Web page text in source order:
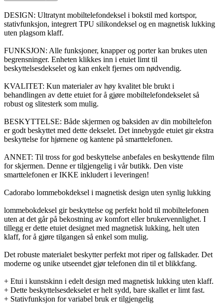
DESIGN: Ultratynt mobiltelefondeksel i bokstil med kortspor,
stativfunksjon, integrert TPU silikondeksel og en magnetisk lukking
uten plagsom klaff.
FUNKSJON: Alle funksjoner, knapper og porter kan brukes uten
begrensninger. Enheten klikkes inn i etuiet limt til
beskyttelsesdekselet og kan enkelt fjernes om nødvendig.
KVALITET: Kun materialer av høy kvalitet ble brukt i
behandlingen av dette etuiet for å gjøre mobiltelefondekselet så
robust og slitesterk som mulig.
BESKYTTELSE: Både skjermen og baksiden av din mobiltelefon
er godt beskyttet med dette dekselet. Det innebygde etuiet gir ekstra
beskyttelse for hjørnene og kantene på smarttelefonen.
ANNET: Til tross for god beskyttelse anbefales en beskyttende film
for skjermen. Denne er tilgjengelig i vår butikk. Den viste
smarttelefonen er IKKE inkludert i leveringen!
Cadorabo lommebokdeksel i magnetisk design uten synlig lukking
lommebokdeksel gir beskyttelse og perfekt hold til mobiltelefonen
uten at det går på bekostning av komfort eller brukervennlighet. I
tillegg er dette etuiet designet med magnetisk lukking, helt uten
klaff, for å gjøre tilgangen så enkel som mulig.
Det robuste materialet beskytter perfekt mot riper og fallskader. Det
moderne og unike utseendet gjør telefonen din til et blikkfang.
+ Etui i kunstskinn i edelt design med magnetisk lukking uten klaff.
+ Dette beskyttelsesdekselet er helt sydd, bare skallet er limt fast.
+ Stativfunksjon for variabel bruk er tilgjengelig